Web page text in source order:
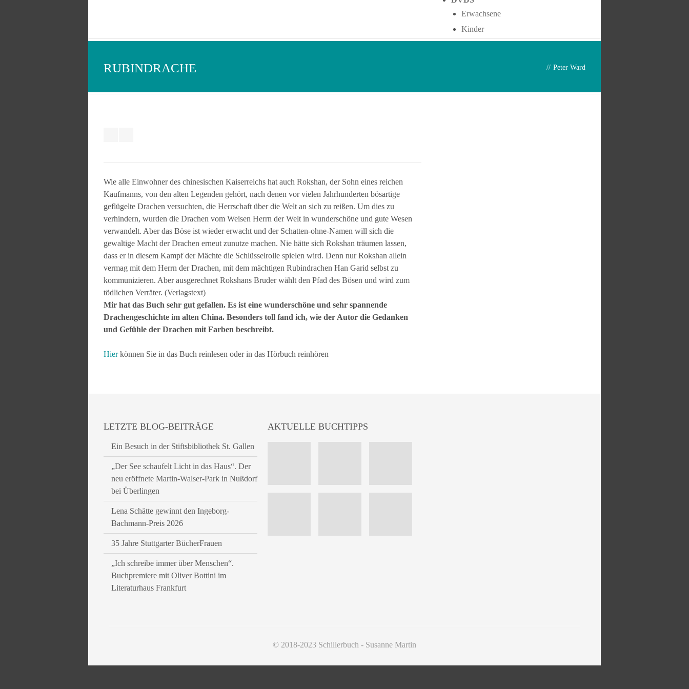
Erwachsene
Kinder
RUBINDRACHE // Peter Ward
Wie alle Einwohner des chinesischen Kaiserreichs hat auch Rokshan, der Sohn eines reichen
Kaufmanns, von den alten Legenden gehört, nach denen vor vielen Jahrhunderten bösartige
geflügelte Drachen versuchten, die Herrschaft über die Welt an sich zu reißen. Um dies zu
verhindern, wurden die Drachen vom Weisen Herrn der Welt in wunderschöne und gute Wesen
verwandelt. Aber das Böse ist wieder erwacht und der Schatten-ohne-Namen will sich die
gewaltige Macht der Drachen erneut zunutze machen. Nie hätte sich Rokshan träumen lassen,
dass er in diesem Kampf der Mächte die Schlüsselrolle spielen wird. Denn nur Rokshan allein
vermag mit dem Herrn der Drachen, mit dem mächtigen Rubindrachen Han Garid selbst zu
kommunizieren. Aber ausgerechnet Rokshans Bruder wählt den Pfad des Bösen und wird zum
tödlichen Verräter. (Verlagstext)
Mir hat das Buch sehr gut gefallen. Es ist eine wunderschöne und sehr spannende
Drachengeschichte im alten China. Besonders toll fand ich, wie der Autor die Gedanken
und Gefühle der Drachen mit Farben beschreibt.
Hierkönnen Sie in das Buch reinlesen oder in das Hörbuch reinhören
LETZTE BLOG-BEITRÄGE
Ein Besuch in der Stiftsbibliothek St. Gallen
„Der See schaufelt Licht in das Haus“. Der
neu eröffnete Martin-Walser-Park in Nußdorf
bei Überlingen
Lena Schätte gewinnt den Ingeborg-
Bachmann-Preis 2026
35 Jahre Stuttgarter BücherFrauen
„Ich schreibe immer über Menschen“.
Buchpremiere mit Oliver Bottini im
Literaturhaus Frankfurt
AKTUELLE BUCHTIPPS
© 2018-2023 Schillerbuch - Susanne Martin